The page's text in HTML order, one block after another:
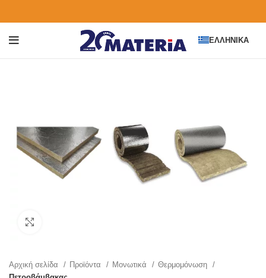
ΕΛΛΗΝΙΚΆ
Αρχική σελίδα Προϊόντα Μονωτικά
Θερμομόνωση